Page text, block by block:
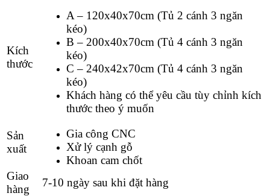
Kích
thước
A – 120x40x70cm (Tủ 2 cánh 3 ngăn
kéo)
B – 200x40x70cm (Tủ 4 cánh 3 ngăn
kéo)
C – 240x42x70cm (Tủ 4 cánh 3 ngăn
kéo)
Khách hàng có thể yêu cầu tùy chỉnh kích
thước theo ý muốn
Sản
xuất
Gia công CNC
Xử lý cạnh gỗ
Khoan cam chốt
Giao
hàng
7-10 ngày sau khi đặt hàng